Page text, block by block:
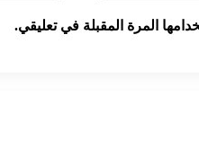
المرة المقبلة في تعليقي.